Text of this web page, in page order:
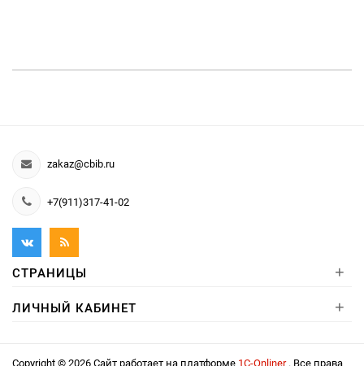
zakaz@cbib.ru
+7(911)317-41-02
СТРАНИЦЫ +
ЛИЧНЫЙ КАБИНЕТ +
Copyright © 2026 Сайт работает на платформе 1С-Onliner . Все права